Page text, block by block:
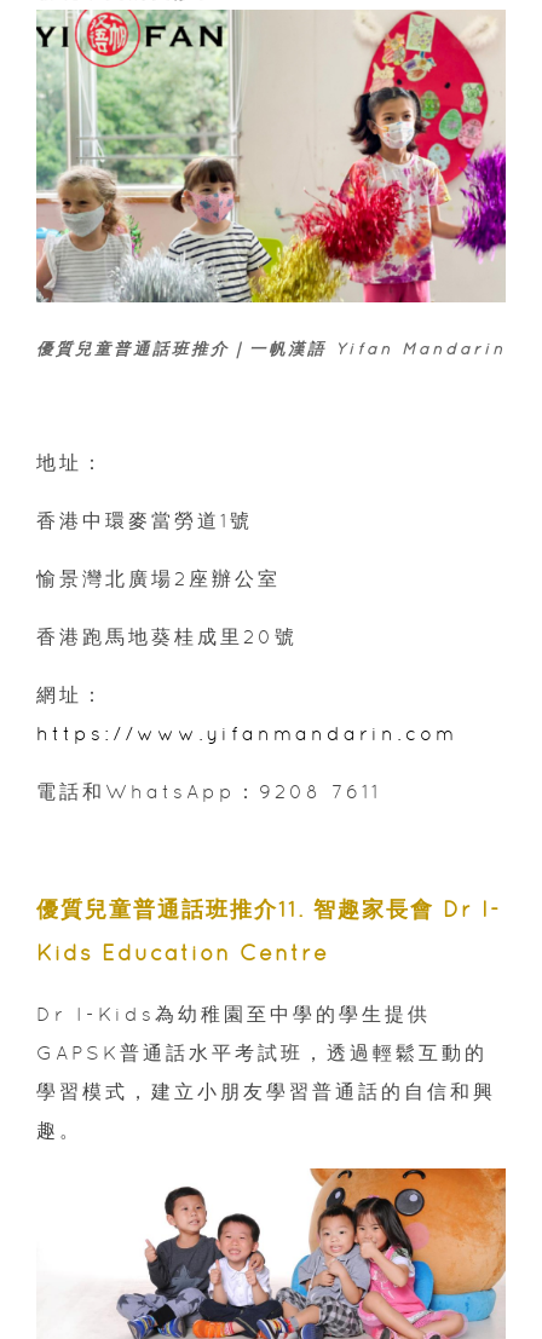
優質兒童普通話班推介｜一帆漢語 Yifan Mandarin
地址：
香港中環麥當勞道1號
愉景灣北廣場2座辦公室
香港跑馬地葵桂成里20號
網址：
https://www.yifanmandarin.com
電話和WhatsApp：9208 7611
優質兒童普通話班推介11. 智趣家長會 Dr I-
Kids Education Centre
Dr I-Kids為幼稚園至中學的學生提供
GAPSK普通話水平考試班，透過輕鬆互動的
學習模式，建立小朋友學習普通話的自信和興
趣。